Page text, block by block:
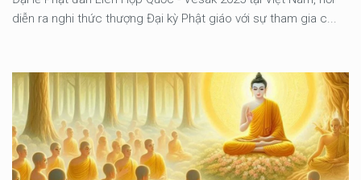
diễn ra nghi thức thượng Đại kỳ Phật giáo với sự tham gia c...